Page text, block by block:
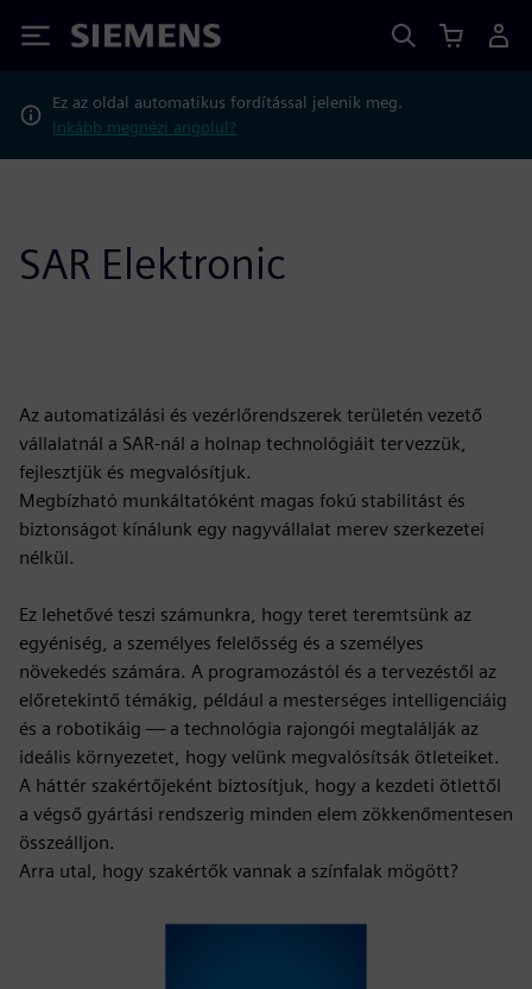
Siemens
Ez az oldal automatikus fordítással jelenik meg.
Inkább megnézi angolul?
SAR Elektronic
Az automatizálási és vezérlőrendszerek területén vezető
vállalatnál a SAR-nál a holnap technológiáit tervezzük,
fejlesztjük és megvalósítjuk.
Megbízható munkáltatóként magas fokú stabilitást és
biztonságot kínálunk egy nagyvállalat merev szerkezetei
nélkül.
Ez lehetővé teszi számunkra, hogy teret teremtsünk az
egyéniség, a személyes felelősség és a személyes
növekedés számára. A programozástól és a tervezéstől az
előretekintő témákig, például a mesterséges intelligenciáig
és a robotikáig — a technológia rajongói megtalálják az
ideális környezetet, hogy velünk megvalósítsák ötleteiket.
A háttér szakértőjeként biztosítjuk, hogy a kezdeti ötlettől
a végső gyártási rendszerig minden elem zökkenőmentesen
összeálljon.
Arra utal, hogy szakértők vannak a színfalak mögött?